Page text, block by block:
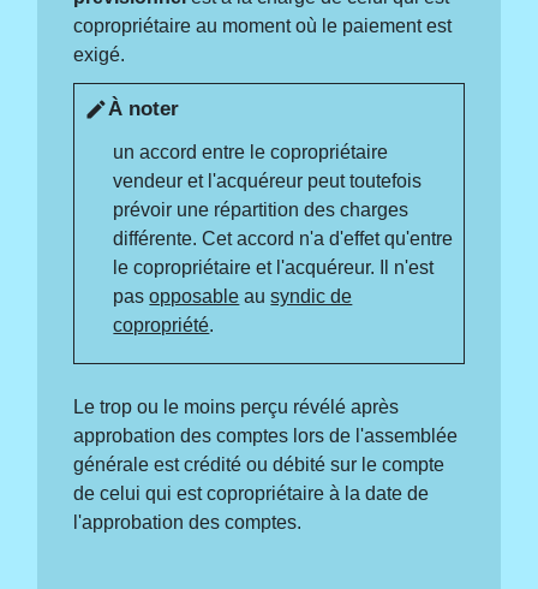
copropriétaire au moment où le paiement est
exigé.
editÀ noter
un accord entre le copropriétaire
vendeur et l'acquéreur peut toutefois
prévoir une répartition des charges
différente. Cet accord n'a d'effet qu'entre
le copropriétaire et l'acquéreur. Il n'est
pasopposable ausyndic de
copropriété.
Le trop ou le moins perçu révélé après
approbation des comptes lors de l'assemblée
générale est crédité ou débité sur le compte
de celui qui est copropriétaire à la date de
l'approbation des comptes.